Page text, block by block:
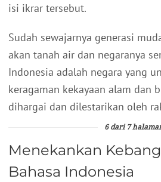
isi ikrar tersebut.
Sudah sewajarnya generasi
akan tanah air dan negaranya
Indonesia adalah negara yang
keragaman kekayaan alam dan
dihargai dan dilestarikan oleh
6 dari 7
Menekankan
Bahasa Indonesia